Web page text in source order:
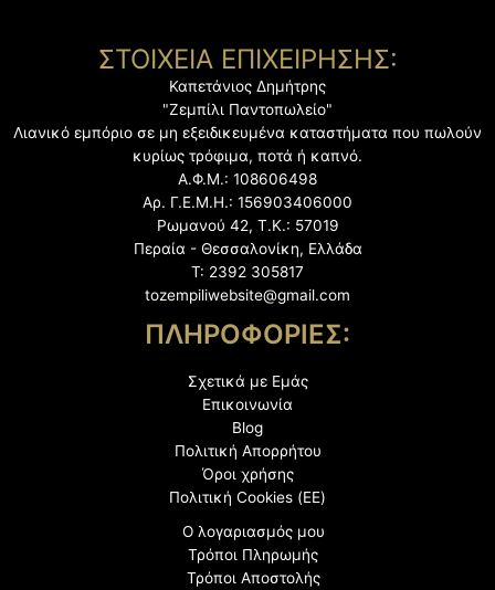
ΣΤΟΙΧΕΙΑ ΕΠΙΧΕΙΡΗΣΗΣ:
Καπετάνιος Δημήτρης
"Ζεμπίλι Παντοπωλείο"
Λιανικό εμπόριο σε μη εξειδικευμένα καταστήματα που πωλούν
κυρίως τρόφιμα, ποτά ή καπνό.
Α.Φ.Μ.: 108606498
Αρ. Γ.Ε.Μ.Η.: 156903406000
Ρωμανού 42, Τ.Κ.: 57019
Περαία - Θεσσαλονίκη, Ελλάδα
Τ: 2392 305817
tozempiliwebsite@gmail.com
ΠΛΗΡΟΦΟΡΙΕΣ:
Σχετικά με Εμάς
Επικοινωνία
Blog
Πολιτική Απορρήτου
Όροι χρήσης
Πολιτική Cookies (ΕΕ)
Ο λογαριασμός μου
Τρόποι Πληρωμής
Τρόποι Αποστολής